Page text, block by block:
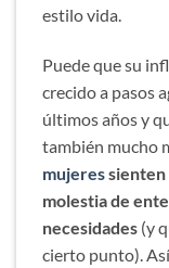
estilo vida.
Puede que su
crecido a pasos
últimos años y
también mucho
mujeressienten
molestia de
necesidades (y
cierto punto).